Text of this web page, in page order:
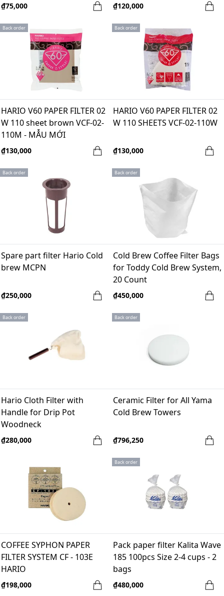
₫75,000 ₫120,000
Back order
HARIO V60 PAPER FILTER 02
W 110 sheet brown VCF-02-
110M - MẪU MỚI
₫130,000
Back order
HARIO V60 PAPER FILTER 02
W 110 SHEETS VCF-02-110W
₫130,000
Back order
Spare part filter Hario Cold
brew MCPN
₫250,000
Back order
Cold Brew Coffee Filter Bags
for Toddy Cold Brew System,
20 Count
₫450,000
Back order
Hario Cloth Filter with
Handle for Drip Pot
Woodneck
₫280,000
Back order
Ceramic Filter for All Yama
Cold Brew Towers
₫796,250
COFFEE SYPHON PAPER
FILTER SYSTEM CF - 103E
HARIO
₫198,000
Back order
Pack paper filter Kalita Wave
185 100pcs Size 2-4 cups - 2
bags
₫480,000